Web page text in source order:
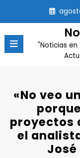
contenido
"Noticias en
«No veo
proyectos
el
José